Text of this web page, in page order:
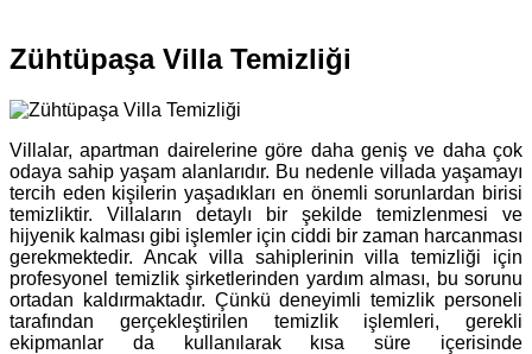
Zühtüpaşa Villa Temizliği
Villalar, apartman dairelerine göre daha geniş ve daha çok
odaya sahip yaşam alanlarıdır. Bu nedenle villada yaşamayı
tercih eden kişilerin yaşadıkları en önemli sorunlardan birisi
temizliktir. Villaların detaylı bir şekilde temizlenmesi ve
hijyenik kalması gibi işlemler için ciddi bir zaman harcanması
gerekmektedir. Ancak villa sahiplerinin villa temizliği için
profesyonel temizlik şirketlerinden yardım alması, bu sorunu
ortadan kaldırmaktadır. Çünkü deneyimli temizlik personeli
tarafından gerçekleştirilen temizlik işlemleri, gerekli
ekipmanlar da kullanılarak kısa süre içerisinde